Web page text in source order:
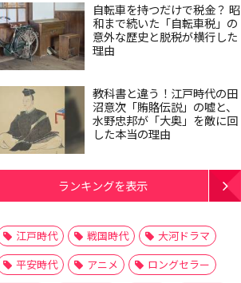
自転車を持つだけで税金？ 昭
和まで続いた「自転車税」の
意外な歴史と脱税が横行した
理由
教科書と違う！江戸時代の田
沼意次「賄賂伝説」の嘘と、
水野忠邦が「大奥」を敵に回
した本当の理由
ランキングを表示
江戸時代 戦国時代
大河ドラマ
平安時代
アニメ
ロングセラー